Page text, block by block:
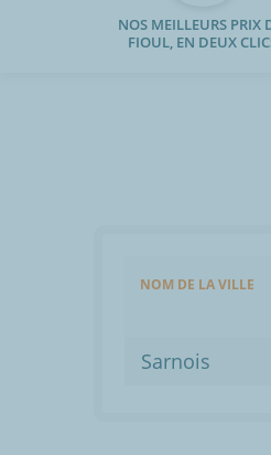
NOS MEILLEURS PRIX
FIOUL, EN DEUX
NOM DE LA VILLE
Sarnois